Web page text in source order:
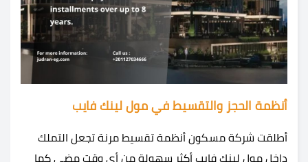
أنظمة الحجز والتقسيط في مول لينك فايب
أطلقت شركة مسكون أنظمة تقسيط مرنة تجعل التملك
داخل مول لينك فايب أكثر سهولة من أي وقت مضى كما